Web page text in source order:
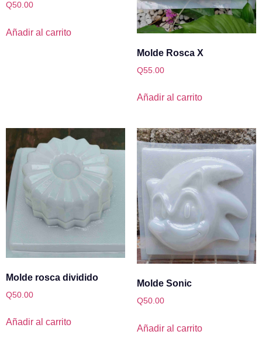
Q50.00
Añadir al carrito
Molde Rosca X
Q55.00
Añadir al carrito
Molde rosca dividido
Q50.00
Añadir al carrito
Molde Sonic
Q50.00
Añadir al carrito